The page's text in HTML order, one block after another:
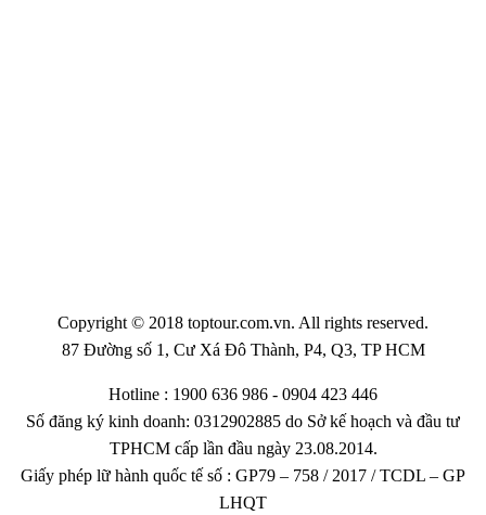
Copyright © 2018 toptour.com.vn. All rights reserved.
87 Đường số 1, Cư Xá Đô Thành, P4, Q3, TP HCM
Hotline : 1900 636 986 - 0904 423 446
Số đăng ký kinh doanh: 0312902885 do Sở kế hoạch và đầu tư
TPHCM cấp lần đầu ngày 23.08.2014.
Giấy phép lữ hành quốc tế số : GP79 – 758 / 2017 / TCDL – GP
LHQT